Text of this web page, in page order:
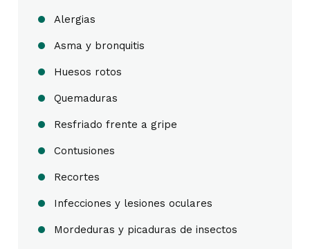
Alergias
Asma y bronquitis
Huesos rotos
Quemaduras
Resfriado frente a gripe
Contusiones
Recortes
Infecciones y lesiones oculares
Mordeduras y picaduras de insectos